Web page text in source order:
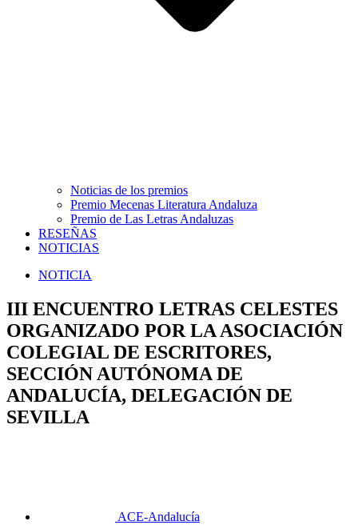
Noticias de los premios
Premio Mecenas Literatura Andaluza
Premio de Las Letras Andaluzas
RESEÑAS
NOTICIAS
NOTICIA
III ENCUENTRO LETRAS CELESTES
ORGANIZADO POR LA ASOCIACIÓN
COLEGIAL DE ESCRITORES,
SECCIÓN AUTÓNOMA DE
ANDALUCÍA, DELEGACIÓN DE
SEVILLA
ACE-Andalucía